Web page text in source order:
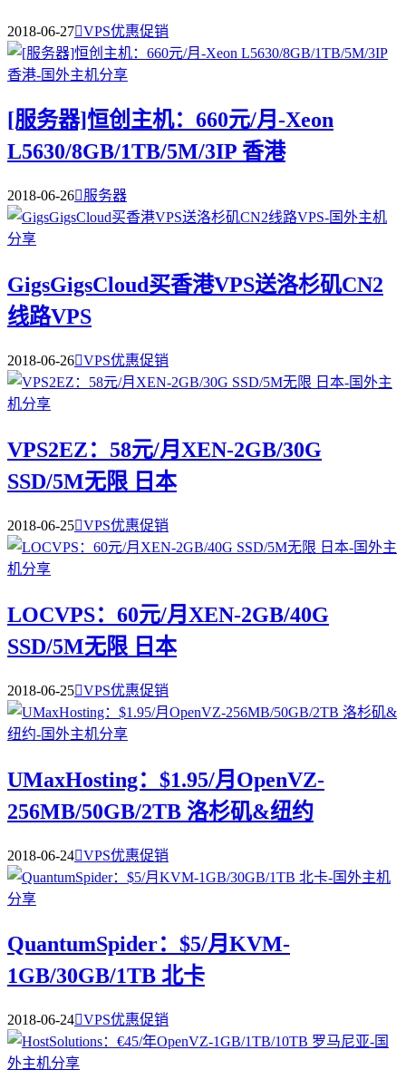
2018-06-27VPS优惠促销
[服务器]恒创主机：660元/月-Xeon
L5630/8GB/1TB/5M/3IP 香港
2018-06-26服务器
GigsGigsCloud买香港VPS送洛杉矶CN2
线路VPS
2018-06-26VPS优惠促销
VPS2EZ：58元/月XEN-2GB/30G
SSD/5M无限 日本
2018-06-25VPS优惠促销
LOCVPS：60元/月XEN-2GB/40G
SSD/5M无限 日本
2018-06-25VPS优惠促销
UMaxHosting：$1.95/月OpenVZ-
256MB/50GB/2TB 洛杉矶&纽约
2018-06-24VPS优惠促销
QuantumSpider：$5/月KVM-
1GB/30GB/1TB 北卡
2018-06-24VPS优惠促销